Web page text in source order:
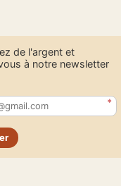
de l'argent et
à notre newsletter
*